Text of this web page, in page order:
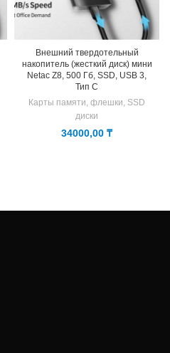
Внешний твердотельный
накопитель (жесткий диск) мини
Netac Z8, 500 Гб, SSD, USB 3,
Тип C
Карты памяти, флешки, SSD
диски
34000,00 ₸